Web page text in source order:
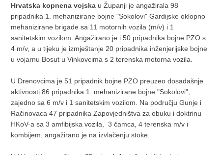
Hrvatska kopnena vojska u Županji je angažirala 98
pripadnika 1. mehanizirane bojne "Sokolovi" Gardijske oklopno
mehanizirane brigade sa 11 motornih vozila (m/v) i 1
sanitetskim vozilom. Angažirano je i 50 pripadnika bojne PZO s
4 m/v, a u tijeku je izmještanje 20 pripadnika inženjerijske bojne
u vojarnu Bosut u Vinkovcima s 2 terenska motorna vozila.
U Drenovcima je 51 pripadnik bojne PZO preuzeo dosadašnje
aktivnosti 86 pripadnika 1. mehanizirane bojne "Sokolovi",
zajedno sa 6 m/v i 1 sanitetskim vozilom. Na području Gunje i
Račinovaca 47 pripadnika Zapovjedništva za obuku i doktrinu
HKoV-a sa 3 amfibijska vozila, 3 čamca, 4 terenska m/v i
kombijem, angažirano je na izvlačenju stoke.